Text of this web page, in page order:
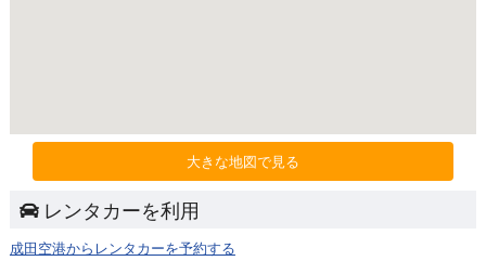
大きな地図で見る
レンタカーを利用
成田空港からレンタカーを予約する